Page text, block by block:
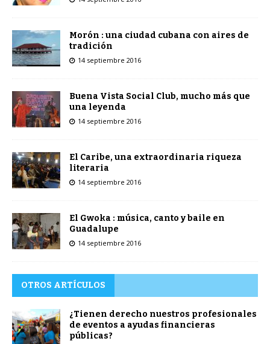
Morón : una ciudad cubana con aires de
tradición
14 septiembre 2016
Buena Vista Social Club, mucho más que
una leyenda
14 septiembre 2016
El Caribe, una extraordinaria riqueza
literaria
14 septiembre 2016
El Gwoka : música, canto y baile en
Guadalupe
14 septiembre 2016
OTROS ARTÍCULOS
¿Tienen derecho nuestros profesionales
de eventos a ayudas financieras
públicas?